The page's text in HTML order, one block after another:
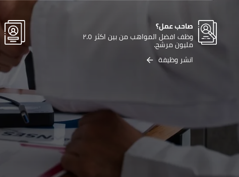
صاحب عمل؟
وظف افضل المواهب من بين اكثر ٢.٥
مليون مرشح.
انشر وظيفة